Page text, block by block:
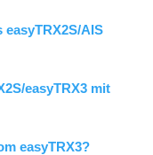
AIS
easyTRX3 mit
easyTRX3?